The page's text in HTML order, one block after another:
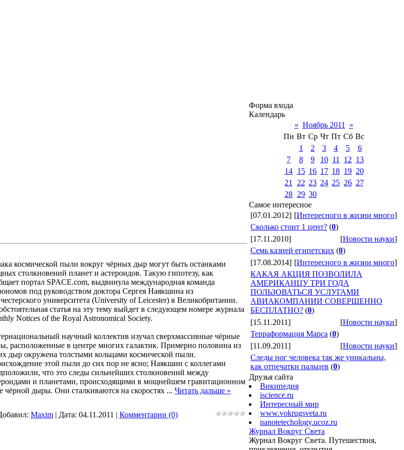
космической пыли вокруг чёрных дыр могут быть останками
столкновений планет и астероидов. Такую гипотезу, как
портал SPACE.com, выдвинула международная команда
под руководством доктора Сергея Наякшина из
университета (University of Leicester) в Великобритании.
статья на эту тему выйдет в следующем номере журнала
Notices of the Royal Astronomical Society.
научный коллектив изучал сверхмассивные чёрные
расположенные в центре многих галактик. Примерно половина из
дыр окружена толстыми кольцами космической пыли.
этой пыли до сих пор не ясно; Наякшин с коллегами
что это следы сильнейших столкновений между
и планетами, происходящими в мощнейшем гравитационном
чёрной дыры. Они сталкиваются на скоростях ... Читать дальше »
Maxim | Дата: 04.11.2011 | Комментарии (0)
Форма входа
Календарь
« Ноябрь 2011
»
Пн Вт Ср Чт Пт Сб Вс
1
2 3 4 5
6
7
8 9 10 11 12 13
14 15 16 17 18 19 20
21
22 23 24 25 26 27
28 29 30
Самое интересное
[07.01.2012] [Интересного в жизни много]
Сколько стоит 1 цент? (0)
[17.11.2010]
[Новости науки]
Семь казней египетских (0)
[17.08.2014] [Интересного в жизни много]
КАКАЯ АКЦИЯ ПОЗВОЛИЛА
АМЕРИКАНЦУ ТРИ ГОДА
ПОЛЬЗОВАТЬСЯ УСЛУГАМИ
АВИАКОМПАНИИ СОВЕРШЕННО
БЕСПЛАТНО? (0)
[15.11.2011]
[Новости науки]
Терраформация Марса (0)
[11.09.2011]
[Новости науки]
Следы ног человека так же уникальны,
как отпечатки пальцев (0)
Друзья сайта
Википедия
iscience.ru
Интересный мир
www.vokrugsveta.ru
nanotetechology.ucoz.ru
Журнал Вокруг Света
Журнал Вокруг Света. Путешествия,